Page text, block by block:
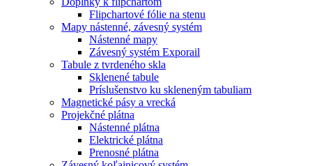
Flipchartové fólie na stenu
Mapy nástenné, závesný systém
Nástenné mapy
Závesný systém Exporail
Tabule z tvrdeného skla
Sklenené tabule
Príslušenstvo ku skleneným tabuliam
Magnetické pásy a vrecká
Projekčné plátna
Nástenné plátna
Elektrické plátna
Prenosné plátna